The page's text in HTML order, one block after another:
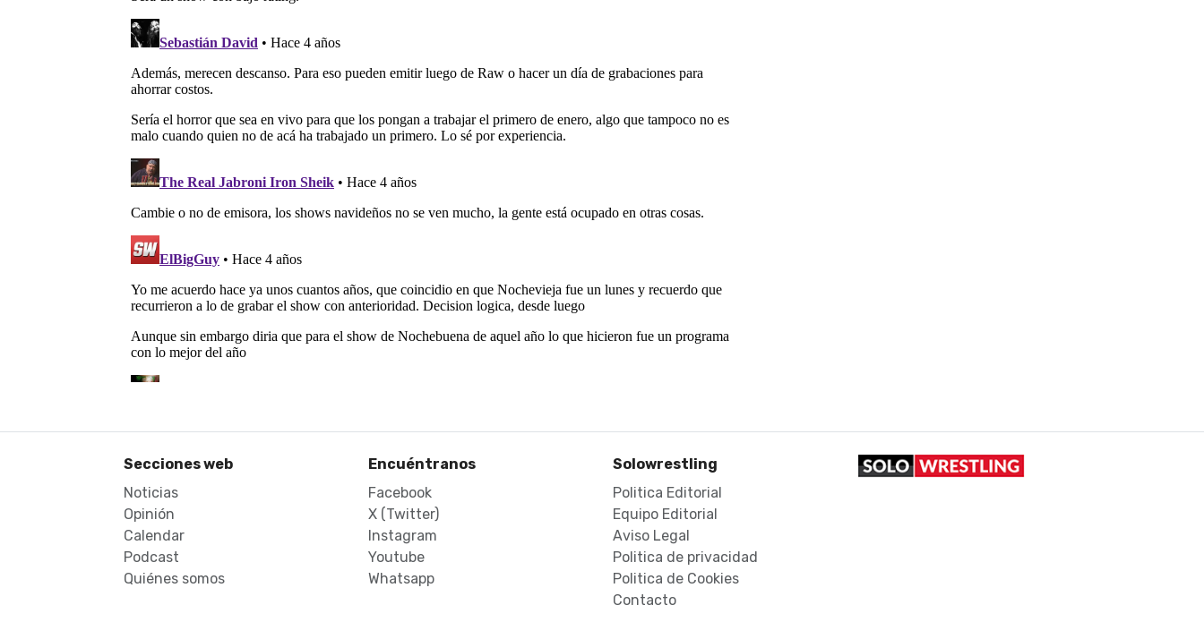
Secciones web
Noticias
Opinión
Calendar
Podcast
Quiénes somos
Encuéntranos
Facebook
X (Twitter)
Instagram
Youtube
Whatsapp
Solowrestling
Politica Editorial
Equipo Editorial
Aviso Legal
Politica de privacidad
Politica de Cookies
Contacto